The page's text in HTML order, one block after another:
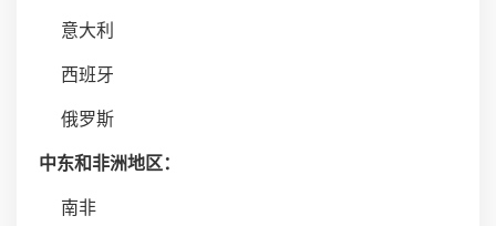
意大利
西班牙
俄罗斯
中东和非洲地区：
南非